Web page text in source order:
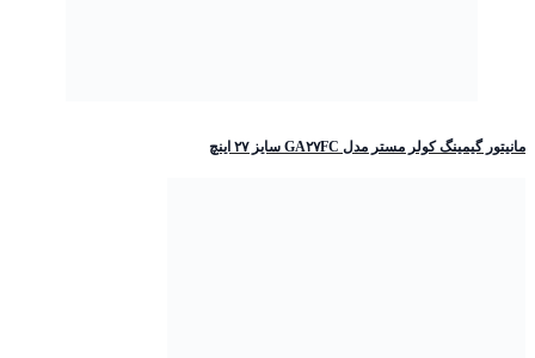
مانیتور گیمینگ کولر مستر مدل GA۲۷FC سایز ۲۷ اینچ